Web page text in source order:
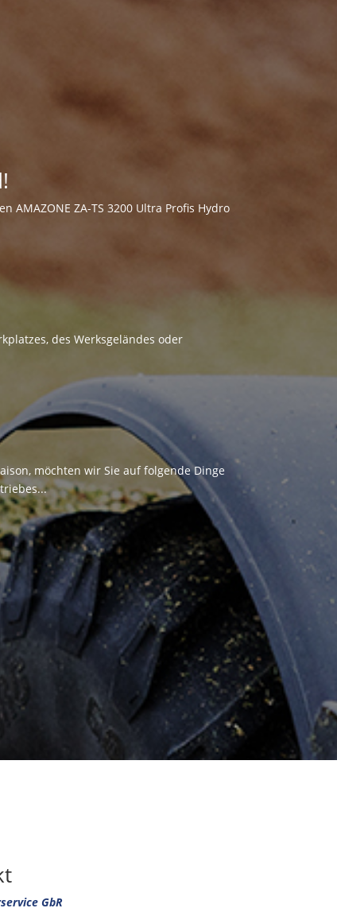
ZA-TS 3200 Ultra Profis Hydro
des Werksgeländes oder
möchten wir Sie auf folgende Dinge
GbR